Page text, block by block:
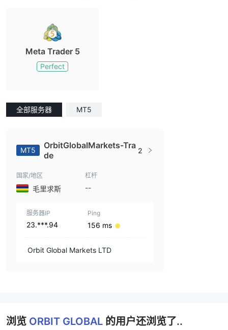
Meta Trader 5
Perfect
全部服务器 MT5
MT5
OrbitGlobalMarkets-Tra
de
2
国家/地区
毛里求斯
杠杆
--
服务器IP
23.***.94
Ping
156 ms
Orbit Global Markets LTD
浏览 ORBIT GLOBAL 的用户还浏览了..